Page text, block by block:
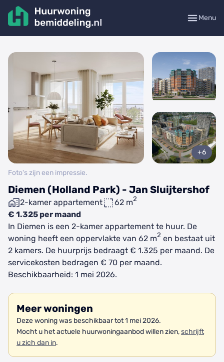
Menu
Diemen (Holland Park) - Jan Sluijtershof
2-kamer appartement 62 m2
€ 1.325 per maand
+6
Foto's zijn een impressie.
In Diemen is een 2-kamer appartement te huur. De
woning heeft een oppervlakte van 62 m2 en bestaat uit
2 kamers. De huurprijs bedraagt € 1.325 per maand. De
servicekosten bedragen € 70 per maand.
Beschikbaarheid: 1 mei 2026.
Meer woningen
Deze woning was beschikbaar tot 1 mei 2026.
Mocht u het actuele huurwoningaanbod willen zien,schrijft
u zich dan in.